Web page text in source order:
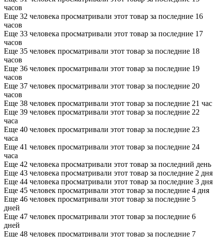
часов
Еще 32 человека просматривали этот товар за последние 16
часов
Еще 33 человека просматривали этот товар за последние 17
часов
Еще 35 человек просматривали этот товар за последние 18
часов
Еще 36 человек просматривали этот товар за последние 19
часов
Еще 37 человек просматривали этот товар за последние 20
часов
Еще 38 человек просматривали этот товар за последние 21 час
Еще 39 человек просматривали этот товар за последние 22
часа
Еще 40 человек просматривали этот товар за последние 23
часа
Еще 41 человек просматривали этот товар за последние 24
часа
Еще 42 человека просматривали этот товар за последний день
Еще 43 человека просматривали этот товар за последние 2 дня
Еще 44 человека просматривали этот товар за последние 3 дня
Еще 45 человек просматривали этот товар за последние 4 дня
Еще 46 человек просматривали этот товар за последние 5
дней
Еще 47 человек просматривали этот товар за последние 6
дней
Еще 48 человек просматривали этот товар за последние 7